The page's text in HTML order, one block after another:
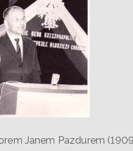
Janem Pazdurem